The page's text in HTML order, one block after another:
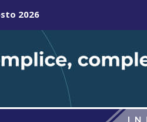
2026